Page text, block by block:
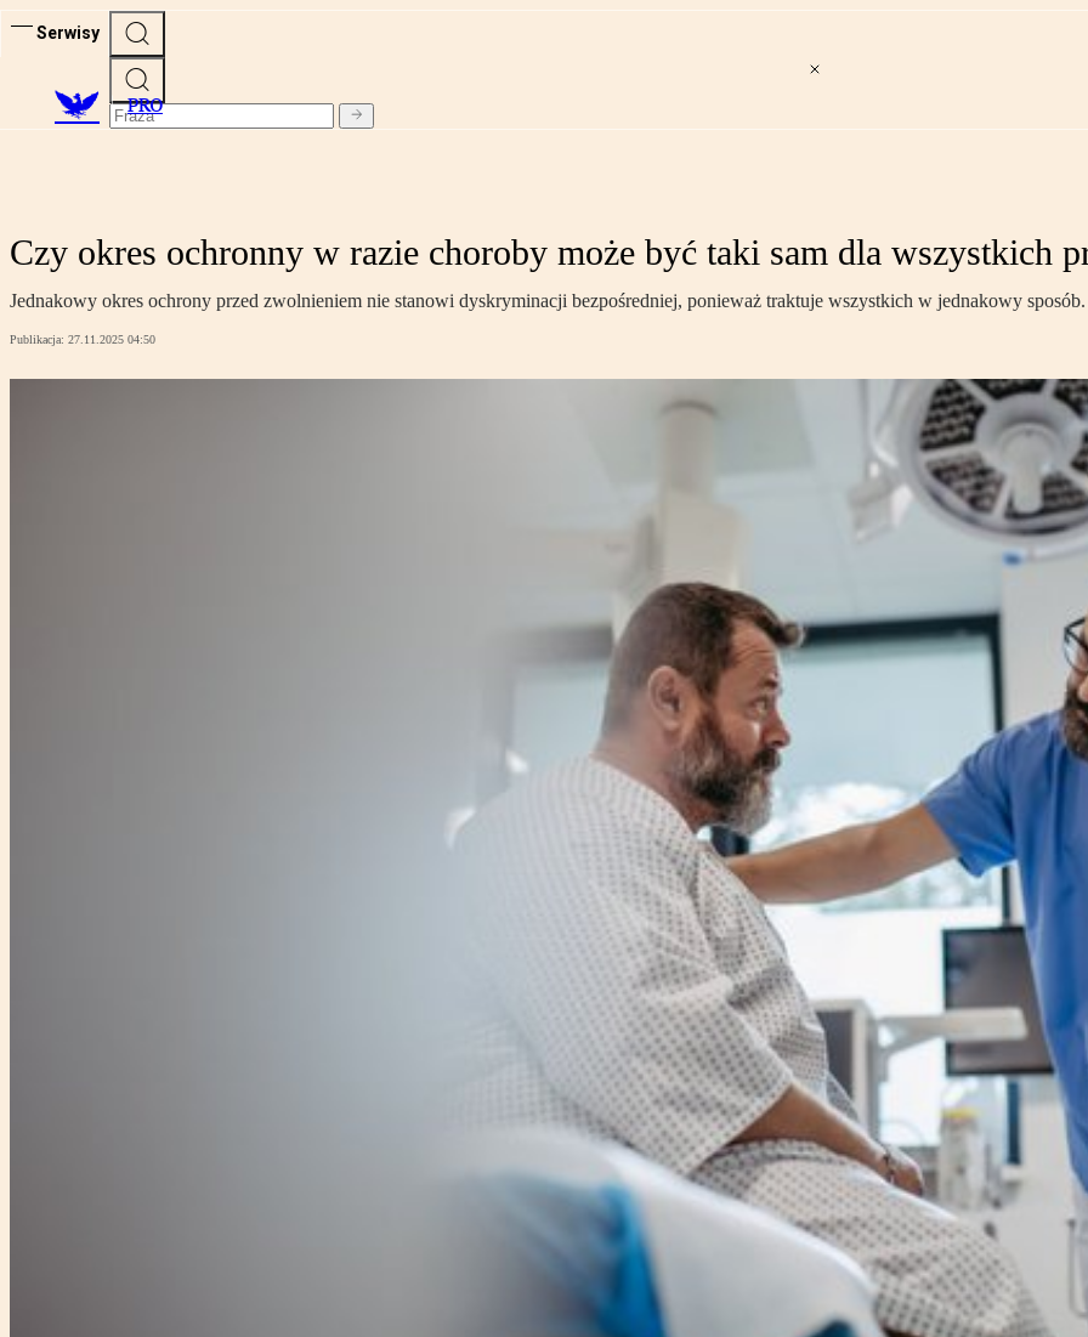
Serwisy
PRO
Czy okres ochronny w razie choroby może być taki sam dla wszystkich
Jednakowy okres ochrony przed zwolnieniem nie stanowi dyskryminacji bezpośredniej, ponieważ traktuje wszystkich w jednakowy
Publikacja: 27.11.2025 04:50